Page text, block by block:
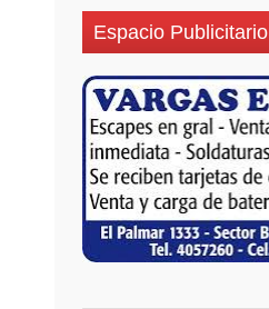
Espacio Publicitario